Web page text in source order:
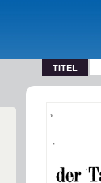
TITEL